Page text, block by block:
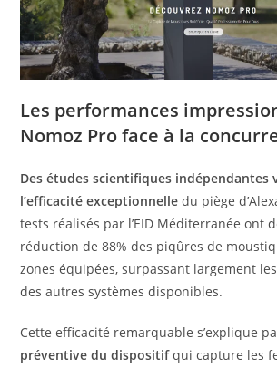
Les performances
Nomoz Pro face à la
Des études scientifiques indépendantes
l’efficacité exceptionnelle du piège
tests réalisés par l’EID Méditerranée ont
réduction de 88% des piqûres de
zones équipées, surpassant largement
des autres systèmes disponibles.
Cette efficacité remarquable s’explique
préventive du dispositifqui capture les